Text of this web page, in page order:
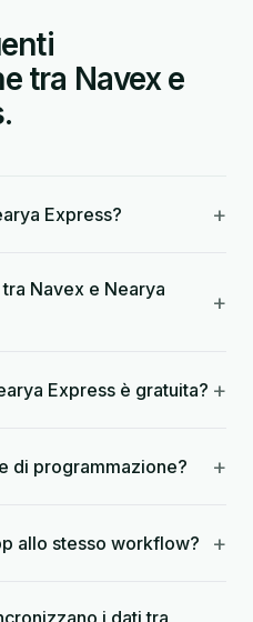
tra Navex e
Express? +
Navex e Nearya
+
Express è gratuita? +
di programmazione? +
allo stesso workflow? +
i dati tra